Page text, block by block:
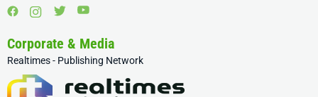
Corporate & Media
Realtimes - Publishing Network